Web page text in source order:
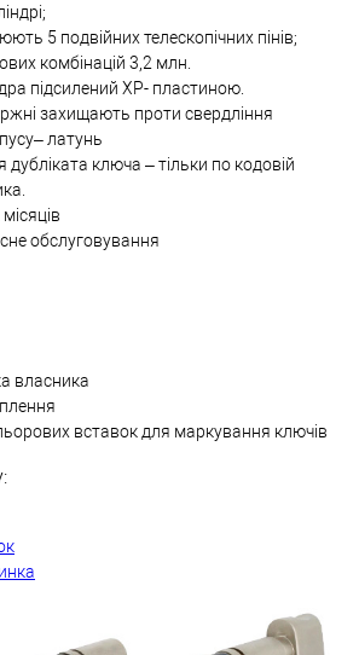
5 подвійних телескопічних пінів;
комбінацій 3,2 млн.
підсилений XP- пластиною.
захищають проти свердління
латунь
дубліката ключа – тільки по кодовій
обслуговування
власника
вставок для маркування ключів